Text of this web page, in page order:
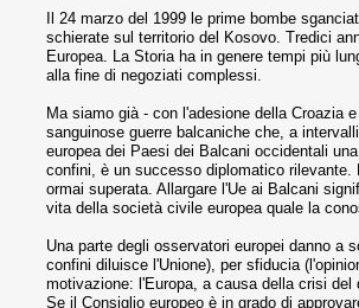
Il 24 marzo del 1999 le prime bombe
schierate sul territorio del Kosovo. Tredici
Europea. La Storia ha in genere tempi più
alla fine di negoziati complessi.
Ma siamo già - con l'adesione della Croazia
sanguinose guerre balcaniche che, a
europea dei Paesi dei Balcani occidentali
confini, è un successo diplomatico
ormai superata. Allargare l'Ue ai Balcani
vita della società civile europea quale la
Una parte degli osservatori europei danno a
confini diluisce l'Unione), per sfiducia
motivazione: l'Europa, a causa della crisi
Se il Consiglio europeo è in grado di